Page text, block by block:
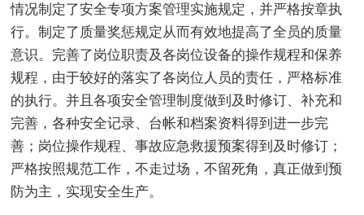
情况制定了安全专项方案管理实施规定，并严格按章执
行。制定了质量奖惩规定从而有效地提高了全员的质量
意识。完善了岗位职责及各岗位设备的操作规程和保养
规程，由于较好的落实了各岗位人员的责任，严格标准
的执行。并且各项安全管理制度做到及时修订、补充和
完善，各种安全记录、台帐和档案资料得到进一步完
善；岗位操作规程、事故应急救援预案得到及时修订；
严格按照规范工作，不走过场，不留死角，真正做到预
防为主，实现安全生产。